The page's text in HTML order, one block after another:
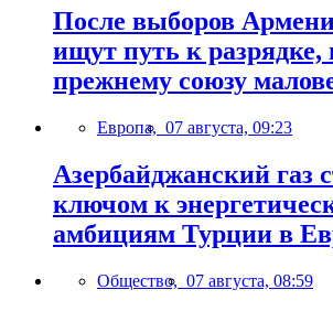
После выборов
ищут путь к разрядке,
прежнему союзу
Европа, 07 августа, 09:23
Азербайджанский газ
ключом к
амбициям Турции в
Общество, 07 августа, 08:59